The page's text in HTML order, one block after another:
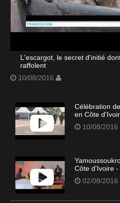
L'escargot, le secret d'initié
raffolent
10/08/2016
Célébration
en Côte
10/08/2016
Côte d'Ivoire -
02/08/2016